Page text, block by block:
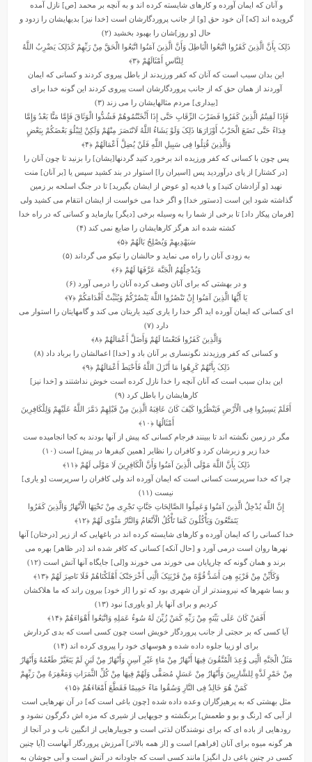
و آنان که ایمان آورده و کارهاى شایسته کرده‏ اند و به آنچه بر محمد [ص] نازل آمده
گرویده‏ اند [که] آن خود حق [و] از جانب پروردگارشان است [خدا نیز] بدیهایشان را زدود و
حال [و روز]شان را بهبود بخشید (۲)
ذَلِکَ بِأَنَّ الَّذِینَ کَفَرُوا اتَّبَعُوا الْبَاطِلَ وَأَنَّ الَّذِینَ آمَنُوا اتَّبَعُوا الْحَقَّ مِنْ رَبِّهِمْ کَذَلِکَ یَضْرِبُ اللَّهُ
لِلنَّاسِ أَمْثَالَهُمْ ﴿۳﴾
این بدان سبب است که آنان که کفر ورزیدند از باطل پیروى کردند و کسانى که ایمان
آوردند از همان حق که از جانب پروردگارشان است پیروى کردند این گونه خدا براى
[بیدارى] مردم مثالهایشان را مى‏ زند (۳)
فَإِذَا لَقِیتُمُ الَّذِینَ کَفَرُوا فَضَرْبَ الرِّقَابِ حَتَّى إِذَا أَثْخَنْتُمُوهُمْ فَشُدُّوا الْوَثَاقَ فَإِمَّا مَنًّا بَعْدُ وَإِمَّا
فِدَاءً حَتَّى تَضَعَ الْحَرْبُ أَوْزَارَهَا ذَلِکَ وَلَوْ یَشَاءُ اللَّهُ لَانْتَصَرَ مِنْهُمْ وَلَکِنْ لِیَبْلُوَ بَعْضَکُمْ بِبَعْضٍ
وَالَّذِینَ قُتِلُوا فِی سَبِیلِ اللَّهِ فَلَنْ یُضِلَّ أَعْمَالَهُمْ ﴿۴﴾
پس چون با کسانى که کفر ورزیده‏ اند برخورد کنید گردنها[یشان] را بزنید تا چون آنان را
[در کشتار] از پاى درآوردید پس [اسیران را] استوار در بند کشید سپس یا [بر آنان] منت
نهید [و آزادشان کنید] و یا فدیه [و عوض از ایشان بگیرید] تا در جنگ اسلحه بر زمین
گذاشته شود این است [دستور خدا] و اگر خدا مى‏ خواست از ایشان انتقام مى ‏کشید ولى
[فرمان پیکار داد] تا برخى از شما را به وسیله برخى [دیگر] بیازماید و کسانى که در راه خدا
کشته شده‏ اند هرگز کارهایشان را ضایع نمى ‏کند (۴)
سَیَهْدِیهِمْ وَیُصْلِحُ بَالَهُمْ﴿۵﴾
به زودى آنان را راه مى ‏نماید و حالشان را نیکو مى‏ گرداند (۵)
وَیُدْخِلُهُمُ الْجَنَّهَ عَرَّفَهَا لَهُمْ ﴿۶﴾
و در بهشتى که براى آنان وصف کرده آنان را درمى ‏آورد (۶)
یَا أَیُّهَا الَّذِینَ آمَنُوا إِنْ تَنْصُرُوا اللَّهَ یَنْصُرْکُمْ وَیُثَبِّتْ أَقْدَامَکُمْ ﴿۷﴾
اى کسانى که ایمان آورده‏ اید اگر خدا را یارى کنید یاریتان مى ‏کند و گامهایتان را استوار مى
دارد (۷)
وَالَّذِینَ کَفَرُوا فَتَعْسًا لَهُمْ وَأَضَلَّ أَعْمَالَهُمْ﴿۸﴾
و کسانى که کفر ورزیدند نگونسارى بر آنان باد و [خدا] اعمالشان را برباد داد (۸)
ذَلِکَ بِأَنَّهُمْ کَرِهُوا مَا أَنْزَلَ اللَّهُ فَأَحْبَطَ أَعْمَالَهُمْ ﴿۹﴾
این بدان سبب است که آنان آنچه را خدا نازل کرده است‏ خوش نداشتند و [خدا نیز]
کارهایشان را باطل کرد (۹)
أَفَلَمْ یَسِیرُوا فِی الْأَرْضِ فَیَنْظُرُوا کَیْفَ کَانَ عَاقِبَهُ الَّذِینَ مِنْ قَبْلِهِمْ دَمَّرَ اللَّهُ عَلَیْهِمْ وَلِلْکَافِرِینَ
أَمْثَالُهَا﴿۱۰﴾
مگر در زمین نگشته‏ اند تا ببینند فرجام کسانى که پیش از آنها بودند به کجا انجامیده ست‏
خدا زیر و زبرشان کرد و کافران را نظایر [همین کیفرها در پیش] است (۱۰)
ذَلِکَ بِأَنَّ اللَّهَ مَوْلَى الَّذِینَ آمَنُوا وَأَنَّ الْکَافِرِینَ لَا مَوْلَى لَهُمْ﴿۱۱﴾
چرا که خدا سرپرست کسانى است که ایمان آورده‏ اند ولى کافران را سرپرست [و یارى]
نیست (۱۱)
إِنَّ اللَّهَ یُدْخِلُ الَّذِینَ آمَنُوا وَعَمِلُوا الصَّالِحَاتِ جَنَّاتٍ تَجْرِی مِنْ تَحْتِهَا الْأَنْهَارُ وَالَّذِینَ کَفَرُوا
یَتَمَتَّعُونَ وَیَأْکُلُونَ کَمَا تَأْکُلُ الْأَنْعَامُ وَالنَّارُ مَثْوًى لَهُمْ﴿۱۲﴾
خدا کسانى را که ایمان آورده و کارهاى شایسته کرده‏ اند در باغهایى که از زیر [درختان] آنها
نهرها روان است درمى ‏آورد و [حال آنکه] کسانى که کافر شده‏ اند [در ظاهر] بهره مى
‏برند و همان گونه که چارپایان مى ‏خورند مى ‏خورند و[لى] جایگاه آنها آتش است (۱۲)
وَکَأَیِّنْ مِنْ قَرْیَهٍ هِیَ أَشَدُّ قُوَّهً مِنْ قَرْیَتِکَ الَّتِی أَخْرَجَتْکَ أَهْلَکْنَاهُمْ فَلَا نَاصِرَ لَهُمْ﴿۱۳﴾
و بسا شهرها که نیرومندتر از آن شهرى بود که تو را [از خود] بیرون راند که ما هلاکشان
کردیم و براى آنها یار [و یاورى] نبود (۱۳)
أَفَمَنْ کَانَ عَلَى بَیِّنَهٍ مِنْ رَبِّهِ کَمَنْ زُیِّنَ لَهُ سُوءُ عَمَلِهِ وَاتَّبَعُوا أَهْوَاءَهُمْ﴿۱۴﴾
آیا کسى که بر حجتى از جانب پروردگار خویش است چون کسى است که بدى کردارش
براى او زیبا جلوه داده شده و هوسهاى خود را پیروى کرده‏ اند (۱۴)
مَثَلُ الْجَنَّهِ الَّتِی وُعِدَ الْمُتَّقُونَ فِیهَا أَنْهَارٌ مِنْ مَاءٍ غَیْرِ آسِنٍ وَأَنْهَارٌ مِنْ لَبَنٍ لَمْ یَتَغَیَّرْ طَعْمُهُ وَأَنْهَارٌ
مِنْ خَمْرٍ لَذَّهٍ لِلشَّارِبِینَ وَأَنْهَارٌ مِنْ عَسَلٍ مُصَفًّى وَلَهُمْ فِیهَا مِنْ کُلِّ الثَّمَرَاتِ وَمَغْفِرَهٌ مِنْ رَبِّهِمْ
کَمَنْ هُوَ خَالِدٌ فِی النَّارِ وَسُقُوا مَاءً حَمِیمًا فَقَطَّعَ أَمْعَاءَهُمْ ﴿۱۵﴾
مثل بهشتى که به پرهیزگاران وعده داده شده [چون باغى است که] در آن نهرهایى است
از آبى که [رنگ و بو و طعمش] برنگشته و جویهایى از شیرى که مزه‏ اش دگرگون نشود و
رودهایى از باده‏ اى که براى نوشندگان لذتى است و جویبارهایى از انگبین ناب و در آنجا از
هر گونه میوه براى آنان [فراهم] است و [از همه بالاتر] آمرزش پروردگار آنهاست [آیا چنین
کسى در چنین باغى دل‏ انگیز] مانند کسى است که جاودانه در آتش است و آبى جوشان به